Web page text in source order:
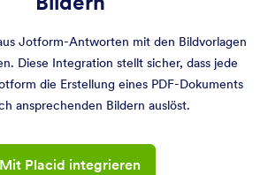
Jotform-Antworten mit den Bildvorlagen
Diese Integration stellt sicher, dass jede
die Erstellung eines PDF-Dokuments
ansprechenden Bildern auslöst.
Mit Placid integrieren